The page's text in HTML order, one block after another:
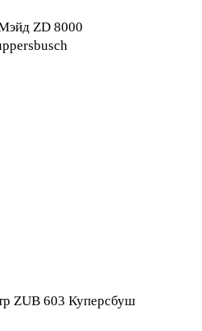
ZD 8000
ZUB 603 Куперсбуш